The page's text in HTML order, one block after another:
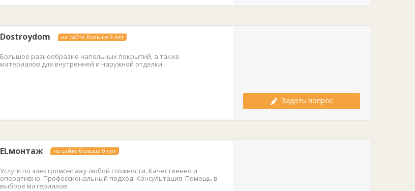
Dostroydom на сайте больше 9 лет
Большое разнообразие напольных покрытий, а также
материалов для внутренней и наружной отделки.
Задать вопрос
ELмонтаж на сайте больше 9 лет
Услуги по электромонтажу любой сложности. Качественно и
оперативно. Профессиональный подход. Консультация. Помощь в
выборе материалов.